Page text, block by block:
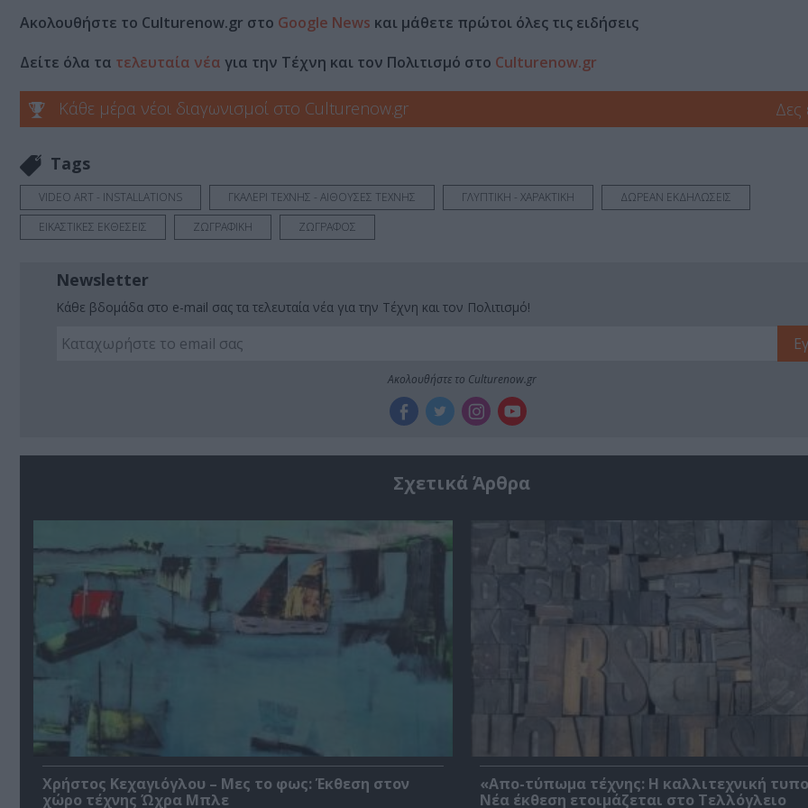
Ακολουθήστε το Culturenow.gr στο Google News και μάθετε πρώτοι όλες τις ειδήσεις
Δείτε όλα τα τελευταία νέα για την Τέχνη και τον Πολιτισμό στο Culturenow.gr
Κάθε μέρα νέοι διαγωνισμοί στο Culturenow.gr Δες
Tags
VIDEO ART - INSTALLATIONS ΓΚΑΛΕΡΙ ΤΕΧΝΗΣ - ΑΙΘΟΥΣΕΣ ΤΕΧΝΗΣ ΓΛΥΠΤΙΚΗ - ΧΑΡΑΚΤΙΚΗ
ΔΩΡΕΑΝ ΕΚΔΗΛΩΣΕΙΣ
ΕΙΚΑΣΤΙΚΕΣ ΕΚΘΕΣΕΙΣ
ΖΩΓΡΑΦΙΚΗ ΖΩΓΡΑΦΟΣ
Newsletter
Κάθε βδομάδα στο e-mail σας τα τελευταία νέα για την Τέχνη και τον Πολιτισμό!
Ακολουθήστε το Culturenow.gr
Σχετικά Άρθρα
Χρήστος Κεχαγιόγλου – Μες το φως: Έκθεση στον
χώρο τέχνης Ώχρα Μπλε
«Απο-τύπωμα τέχνης: H καλλιτεχνική
Νέα έκθεση ετοιμάζεται στο Τελλόγλειο